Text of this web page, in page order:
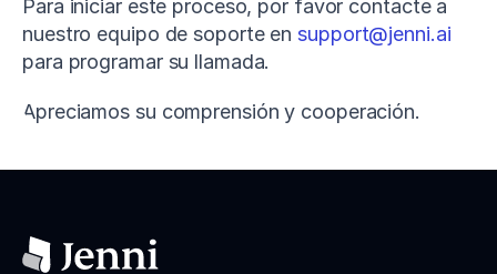
Para iniciar este proceso, por favor contacte a
nuestro equipo de soporte en support@jenni.ai
para programar su llamada.
Apreciamos su comprensión y cooperación.